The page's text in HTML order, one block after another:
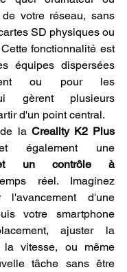
votre réseau, sans
SD physiques ou
fonctionnalité est
équipes dispersées
ou pour les
gèrent plusieurs
d'un point central.
la Creality K2 Plus
et un contrôle à
réel. Imaginez
l'avancement d'une
votre smartphone
ajuster la
la vitesse, ou même
tâche sans être